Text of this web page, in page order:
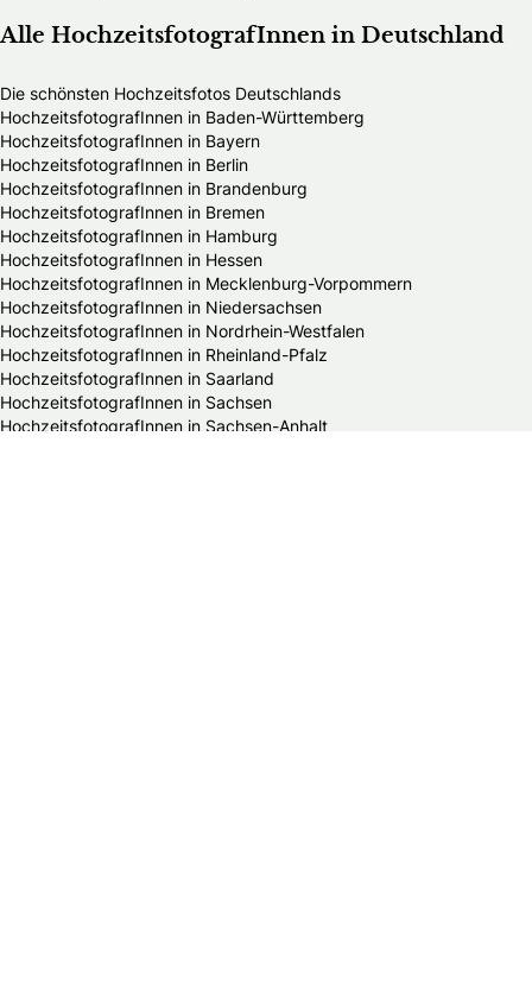
Alle HochzeitsfotografInnen in Deutschland
Die schönsten Hochzeitsfotos Deutschlands
HochzeitsfotografInnen in Baden-Württemberg
HochzeitsfotografInnen in Bayern
HochzeitsfotografInnen in Berlin
HochzeitsfotografInnen in Brandenburg
HochzeitsfotografInnen in Bremen
HochzeitsfotografInnen in Hamburg
HochzeitsfotografInnen in Hessen
HochzeitsfotografInnen in Mecklenburg-Vorpommern
HochzeitsfotografInnen in Niedersachsen
HochzeitsfotografInnen in Nordrhein-Westfalen
HochzeitsfotografInnen in Rheinland-Pfalz
HochzeitsfotografInnen in Saarland
HochzeitsfotografInnen in Sachsen
HochzeitsfotografInnen in Sachsen-Anhalt